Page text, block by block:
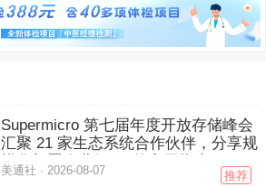
Supermicro 第七届年度开放存储峰会
汇聚 21 家生态系统合作伙伴，分享规
模化部署企业级 AI 的实用指南
美通社 · 2026-08-07 推荐